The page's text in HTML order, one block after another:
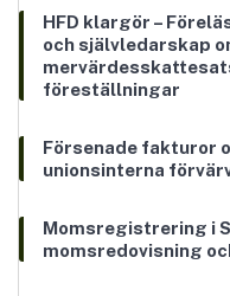
HFD klargör –
och självledarskap
föreställningar
Försenade fakturor
unionsinterna
Momsregistrering i
momsredovisning